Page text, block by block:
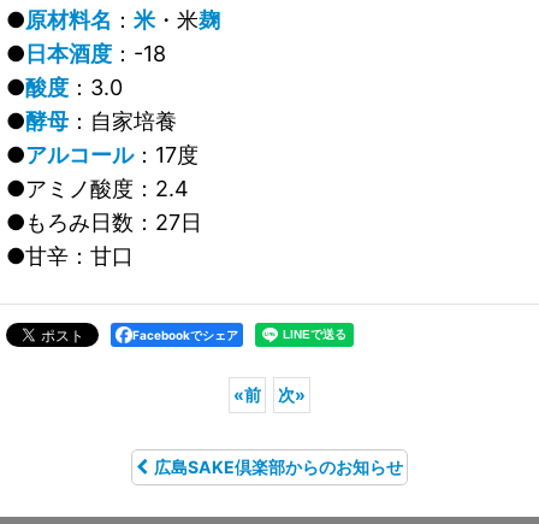
●原材料名 ： 米・米麹
●日本酒度 ：-18
●酸度 ：3.0
●酵母 ：自家培養
●アルコール：17度
●アミノ酸度：2.4
●もろみ日数：27日
●甘辛：甘口
Facebookでシェア
«前 次»
広島SAKE倶楽部からのお知らせ